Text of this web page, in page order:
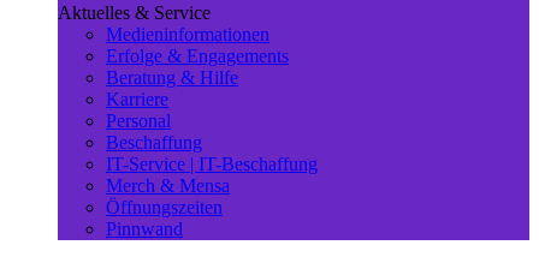
Aktuelles & Service
Medieninformationen
Erfolge & Engagements
Beratung & Hilfe
Karriere
Personal
Beschaffung
IT-Service | IT-Beschaffung
Merch & Mensa
Öffnungszeiten
Pinnwand